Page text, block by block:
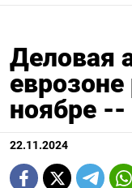
Деловая
еврозоне
ноябре --
22.11.2024